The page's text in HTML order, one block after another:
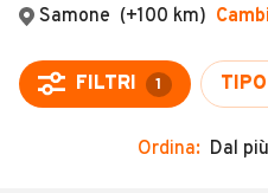
Auto usate
Auto Km 0
Auto Nuove
Noleggio a lungo
MAGAZINE
ACCEDI
Ordina: Dal